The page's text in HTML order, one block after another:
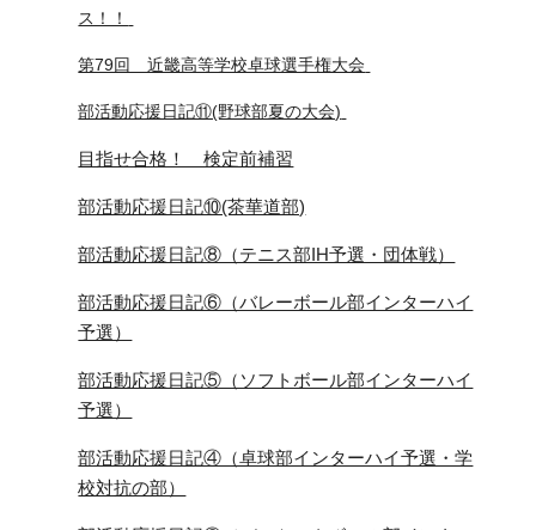
ス！！
第79回 近畿高等学校卓球選手権大会
部活動応援日記⑪(野球部夏の大会)
目指せ合格！ 検定前補習
部活動応援日記⑩(茶華道部)
部活動応援日記⑧（テニス部IH予選・団体戦）
部活動応援日記⑥（バレーボール部インターハイ
予選）
部活動応援日記⑤（ソフトボール部インターハイ
予選）
部活動応援日記④（卓球部インターハイ予選・学
校対抗の部）